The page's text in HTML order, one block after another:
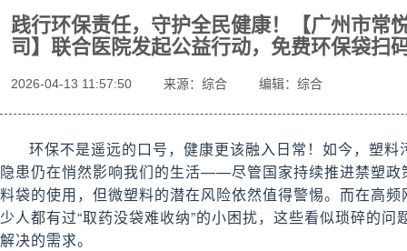
践行环保责任，守护全民健康！【广州市常
司】联合医院发起公益行动，免费环保袋扫
2026-04-13 11:57:50 来源：综合 编辑：综合
环保不是遥远的口号，健康更该融入日常！如今，塑料
隐患仍在悄然影响我们的生活——尽管国家持续推进禁塑政
料袋的使用，但微塑料的潜在风险依然值得警惕。而在高
少人都有过“取药没袋难收纳”的小困扰，这些看似琐碎的问
解决的需求。